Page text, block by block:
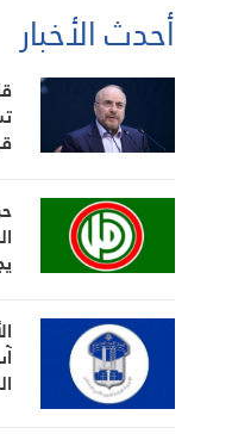
أحدث الأخبار